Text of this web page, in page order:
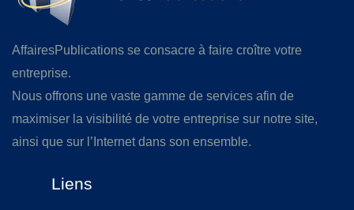
AffairesPublications se consacre à faire croître votre
entreprise.
Nous offrons une vaste gamme de services afin de
maximiser la visibilité de votre entreprise sur notre site,
ainsi que sur l’Internet dans son ensemble.
Liens